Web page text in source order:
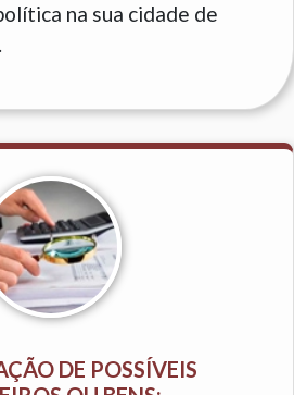
na sua cidade de
DE POSSÍVEIS